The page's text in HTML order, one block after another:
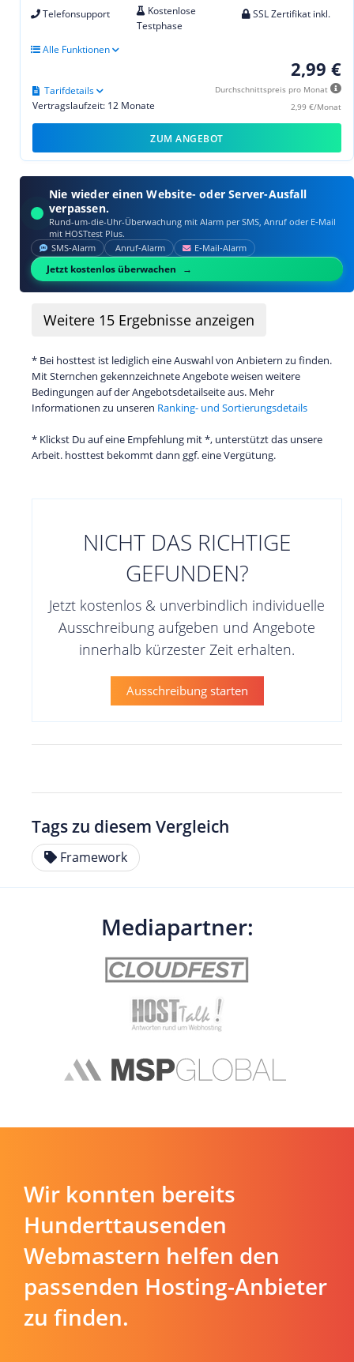
Telefonsupport
Kostenlose
Testphase
SSL Zertifikat inkl.
Alle Funktionen
2,99 €
Durchschnittspreis pro Monat
2,99 €/Monat
Vertragslaufzeit: 12 Monate
Tarifdetails
ZUM ANGEBOT
Nie wieder einen Website- oder Server-Ausfall
verpassen.
Rund-um-die-Uhr-Überwachung mit Alarm per SMS, Anruf oder E‑Mail
mit HOSTtest Plus.
SMS‑Alarm Anruf‑Alarm E‑Mail‑Alarm
Jetzt kostenlos überwachen
Weitere 15 Ergebnisse anzeigen
* Bei hosttest ist lediglich eine Auswahl von Anbietern zu finden.
Mit Sternchen gekennzeichnete Angebote weisen weitere
Bedingungen auf der Angebotsdetailseite aus. Mehr
Informationen zu unseren Ranking- und Sortierungsdetails
* Klickst Du auf eine Empfehlung mit *, unterstützt das unsere
Arbeit. hosttest bekommt dann ggf. eine Vergütung.
NICHT DAS RICHTIGE
GEFUNDEN?
Jetzt kostenlos & unverbindlich individuelle
Ausschreibung aufgeben und Angebote
innerhalb kürzester Zeit erhalten.
Ausschreibung starten
Tags zu diesem Vergleich
Framework
Mediapartner:
Wir konnten bereits
Hunderttausenden
Webmastern helfen den
passenden Hosting-Anbieter
zu finden.